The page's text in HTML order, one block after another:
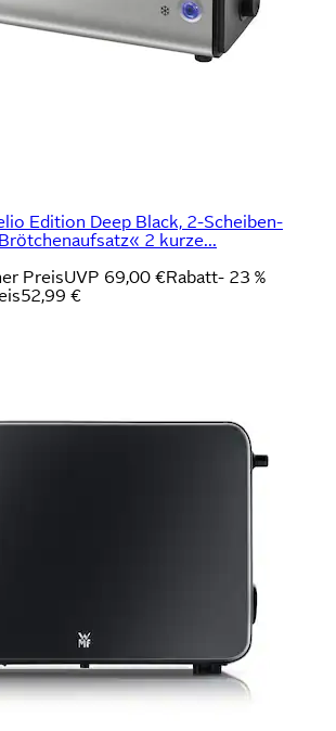
Edition Deep Black, 2-Scheiben-
2 kurze...
PreisUVP 69,00 €Rabatt- 23 %
52,99 €